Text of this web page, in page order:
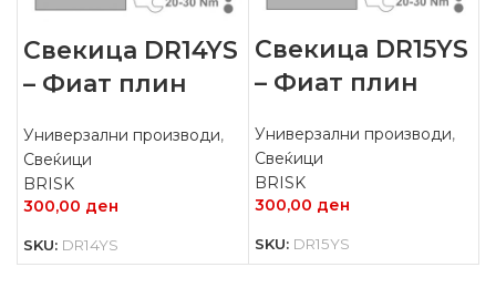
Свекица DR14YS
– Фиат плин
Универзални производи,
Свеќици
BRISK
300,00 ден
SKU: DR14YS
Свекица DR15YS
– Фиат плин
Универзални производи,
Свеќици
BRISK
300,00 ден
SKU: DR15YS